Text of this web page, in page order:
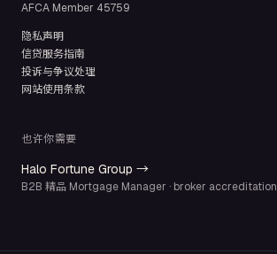
AFCA Member 45759
隐私声明
信贷服务指南
投诉与争议处理
网站使用条款
也许你需要
Halo Fortune Group →
B2B 精品 Mortgage Manager · broker accreditation